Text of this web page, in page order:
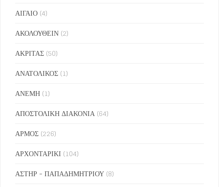
ΑΙΓΑΙΟ (4)
ΑΚΟΛΟΥΘΕΙΝ (2)
ΑΚΡΙΤΑΣ (50)
ΑΝΑΤΟΛΙΚΟΣ (1)
ΑΝΕΜΗ (1)
ΑΠΟΣΤΟΛΙΚΗ ΔΙΑΚΟΝΙΑ (64)
ΑΡΜΟΣ (226)
ΑΡΧΟΝΤΑΡΙΚΙ (104)
ΑΣΤΗΡ - ΠΑΠΑΔΗΜΗΤΡΙΟΥ (8)